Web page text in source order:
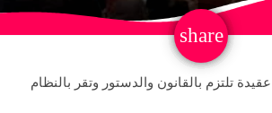
share
email
تلتزم بالقانون والدستور وتقر بالنظام